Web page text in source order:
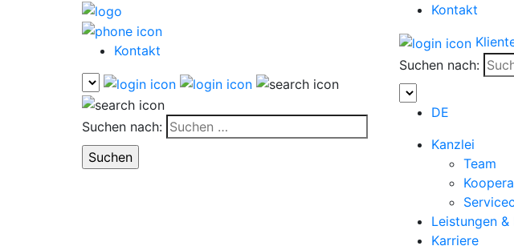
Kontakt
Suchen nach:
Kontakt
Suchen nach:
DE
Kanzlei
Team
Leistungen
Karriere